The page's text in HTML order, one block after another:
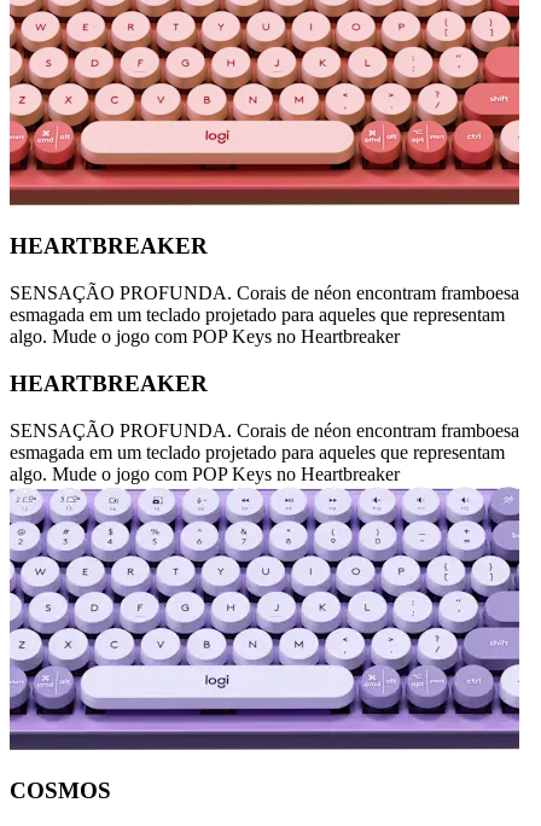
HEARTBREAKER
SENSAÇÃO PROFUNDA. Corais de néon encontram framboesa
esmagada em um teclado projetado para aqueles que representam
algo. Mude o jogo com POP Keys no Heartbreaker
HEARTBREAKER
SENSAÇÃO PROFUNDA. Corais de néon encontram framboesa
esmagada em um teclado projetado para aqueles que representam
algo. Mude o jogo com POP Keys no Heartbreaker
COSMOS